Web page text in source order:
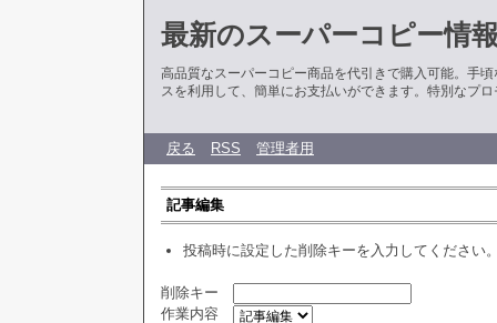
最新のスーパーコピー情
高品質なスーパーコピー商品を代引きで購入可能。手
スを利用して、簡単にお支払いができます。特別なプ
戻る RSS 管理者用
記事編集
投稿時に設定した削除キーを入力してください
削除キー
作業内容